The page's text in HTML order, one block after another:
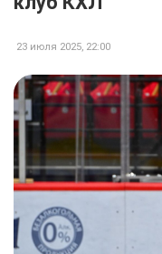
23 июля 2025, 22:00